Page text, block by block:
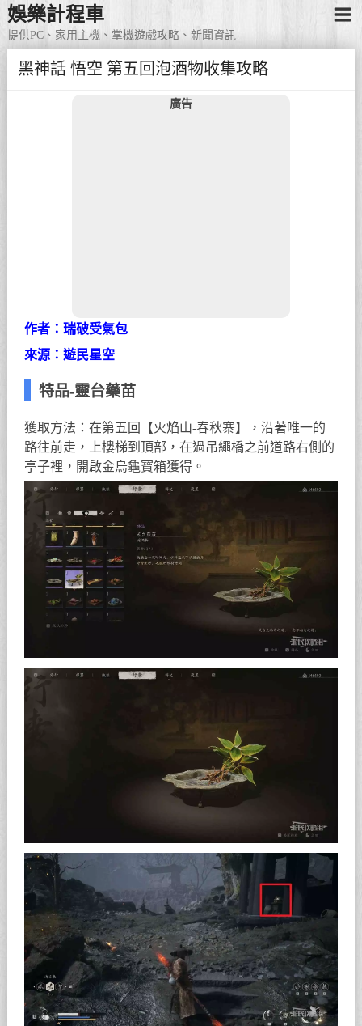
娛樂計程車
提供PC、家用主機、掌機遊戲攻略、新聞資訊
黑神話 悟空 第五回泡酒物收集攻略
廣告
作者：瑞破受氣包
來源：遊民星空
特品-靈台藥苗
獲取方法：在第五回【火焰山-春秋寨】，沿著唯一的
路往前走，上樓梯到頂部，在過吊繩橋之前道路右側的
亭子裡，開啟金烏龜寶箱獲得。